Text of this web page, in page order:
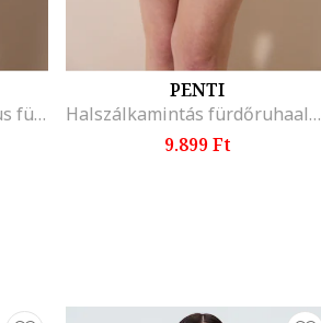
Oldalt megkötős klasszikus fürdőruhaalsó, Levendulakék
PENTI
Halszálkamintás fürdőruhaalsó, Sötétzöld/Bézs
9.899 Ft